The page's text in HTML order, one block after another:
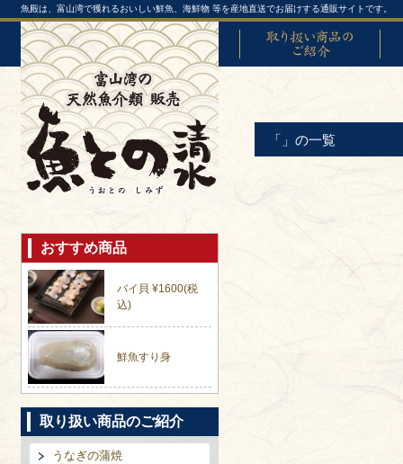
魚殿は、富山湾で獲れるおいしい鮮魚、海鮮物 等を産地直送でお届けする通販サイトです。
おすすめ商品
バイ貝 ¥1600(税
込)
鮮魚すり身
取り扱い商品のご紹介
うなぎの蒲焼
「」の一覧